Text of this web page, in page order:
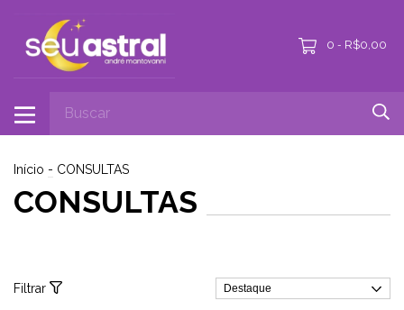
0 - R$0,00
Início - CONSULTAS
CONSULTAS
Filtrar